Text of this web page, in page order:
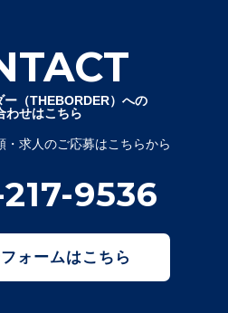
ー（THEBORDER）への
わせはこちら
・求人のご応募はこちらから
9536
ォームはこちら